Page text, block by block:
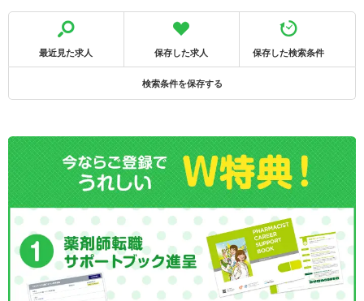
最近見た求人 保存した求人 保存した検索条件
検索条件を保存する